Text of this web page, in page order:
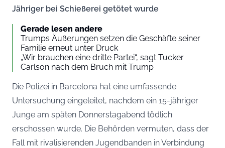
Jähriger bei Schießerei getötet wurde
Gerade lesen andere
Trumps Äußerungen setzen die Geschäfte seiner
Familie erneut unter Druck
„Wir brauchen eine dritte Partei“, sagt Tucker
Carlson nach dem Bruch mit Trump
Die Polizei in Barcelona hat eine umfassende
Untersuchung eingeleitet, nachdem ein 15-jähriger
Junge am späten Donnerstagabend tödlich
erschossen wurde. Die Behörden vermuten, dass der
Fall mit rivalisierenden Jugendbanden in Verbindung